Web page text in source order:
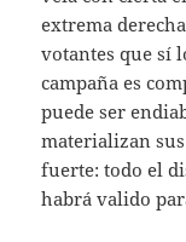
extrema
votantes que sí
campaña es
puede ser
materializan
fuerte: todo el
habrá valido